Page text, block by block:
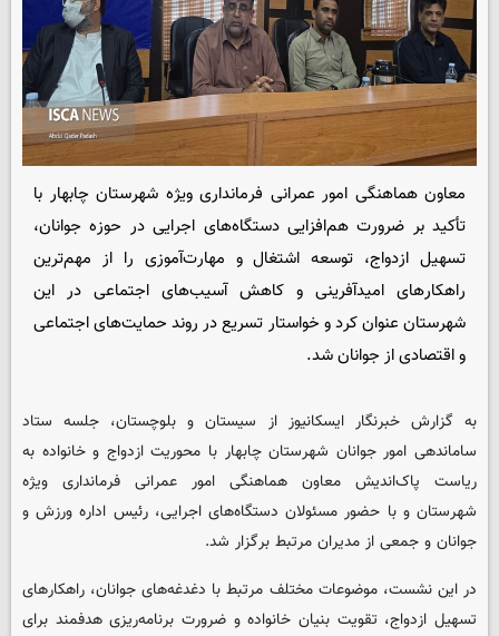
معاون هماهنگی امور عمرانی فرمانداری ویژه شهرستان چابهار با
تأکید بر ضرورت هم‌افزایی دستگاه‌های اجرایی در حوزه جوانان،
تسهیل ازدواج، توسعه اشتغال و مهارت‌آموزی را از مهم‌ترین
راهکارهای امیدآفرینی و کاهش آسیب‌های اجتماعی در این
شهرستان عنوان کرد و خواستار تسریع در روند حمایت‌های اجتماعی
و اقتصادی از جوانان شد.
به گزارش خبرنگار ایسکانیوز از سیستان و بلوچستان، جلسه ستاد
ساماندهی امور جوانان شهرستان چابهار با محوریت ازدواج و خانواده به
ریاست پاک‌اندیش معاون هماهنگی امور عمرانی فرمانداری ویژه
شهرستان و با حضور مسئولان دستگاه‌های اجرایی، رئیس اداره ورزش و
جوانان و جمعی از مدیران مرتبط برگزار شد.
در این نشست، موضوعات مختلف مرتبط با دغدغه‌های جوانان، راهکارهای
تسهیل ازدواج، تقویت بنیان خانواده و ضرورت برنامه‌ریزی هدفمند برای